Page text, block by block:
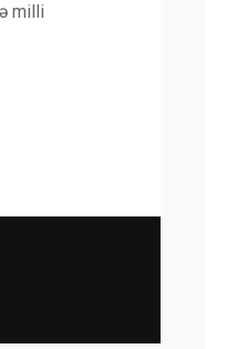
milli